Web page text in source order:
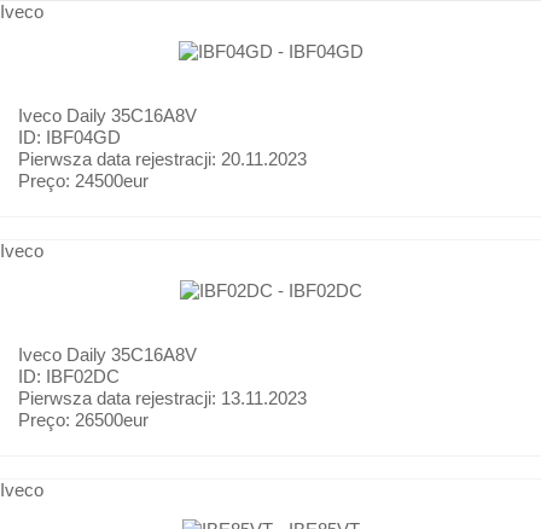
Iveco
Iveco Daily 35C16A8V
ID: IBF04GD
Pierwsza data rejestracji: 20.11.2023
Preço: 24500eur
Iveco
Iveco Daily 35C16A8V
ID: IBF02DC
Pierwsza data rejestracji: 13.11.2023
Preço: 26500eur
Iveco